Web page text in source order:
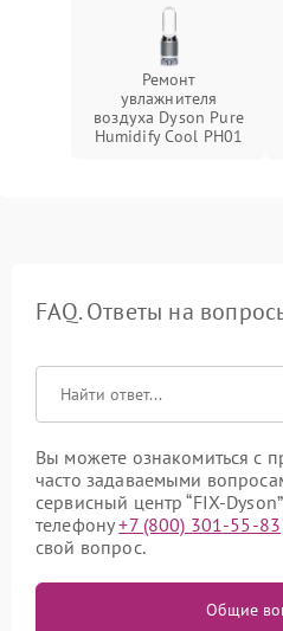
Ремонт
увлажнителя
воздуха Dyson Pure
Humidify Cool PH01
FAQ. Ответы на
Вы можете ознакомиться с
часто задаваемыми
сервисный центр “FIX-
телефону+7 (800) 301-55-83
свой вопрос.
Общие